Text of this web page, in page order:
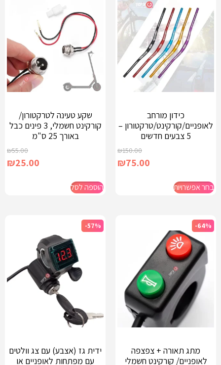
כידון מורחב
לאופניים/קורקינט/טרקטורון –
5 צבעים חדשים
₪150.00
₪75.00
בחר אפשרויות
שקע טעינה לטרקטורון/
קורקינט חשמלי, 3 פינים כבל
באורך 25 ס"מ
₪55.00
₪25.00
הוספה לסל
-64%
מתג תאורה + צפצפה
לאופניים/ קורקינט חשמלי
-57%
ידית גז (אצבע) עם צג וולטים
עם מפתחות לאופניים או